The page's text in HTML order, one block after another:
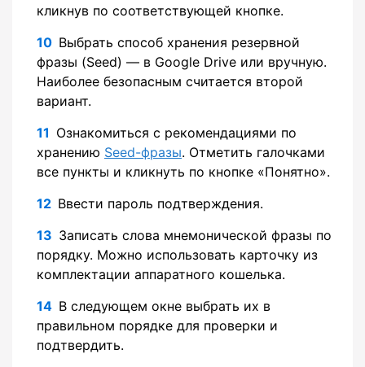
кликнув по соответствующей кнопке.
Выбрать способ хранения резервной
фразы (Seed) — в Google Drive или вручную.
Наиболее безопасным считается второй
вариант.
Ознакомиться с рекомендациями по
хранению Seed-фразы. Отметить галочками
все пункты и кликнуть по кнопке «Понятно».
Ввести пароль подтверждения.
Записать слова мнемонической фразы по
порядку. Можно использовать карточку из
комплектации аппаратного кошелька.
В следующем окне выбрать их в
правильном порядке для проверки и
подтвердить.